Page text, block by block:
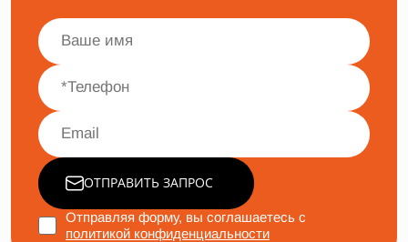
ОТПРАВИТЬ ЗАПРОС
Отправляя форму, вы соглашаетесь с
политикой конфиденциальности